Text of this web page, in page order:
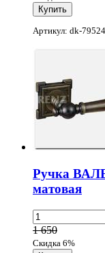
Артикул: dk-79524
Ручка
матовая
1 650
Скидка 6%